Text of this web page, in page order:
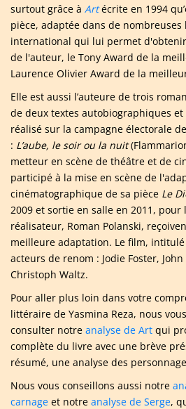
surtout grâce à Artécrite en 1994
pièce, adaptée dans de nombreuses
international qui lui permet
de l'auteur, le Tony Award de la
Laurence Olivier Award de la
Elle est aussi l’auteure de trois
de deux textes autobiographiques et
réalisé sur la campagne électorale
: L’aube, le soir ou la nuit
metteur en scène de théâtre et de
participé à la mise en scène de
cinématographique de sa pièce Le
2009 et sortie en salle en 2011, pour
réalisateur, Roman Polanski,
meilleure adaptation. Le film, intitulé
acteurs de renom : Jodie Foster,
Christoph Waltz.
Pour aller plus loin dans votre
littéraire de Yasmina Reza, nous
consulter notre analyse de Art qui
complète du livre avec une brève
résumé, une analyse des
Nous vous conseillons aussi notre
carnage et notre analyse de Serge,